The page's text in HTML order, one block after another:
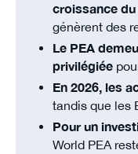
croissance
génèrent des
Le PEA
privilégiée
En 2026, les
tandis que les
Pour un
World PEA